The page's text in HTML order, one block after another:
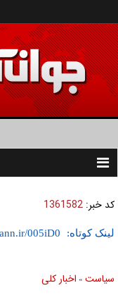
Toggle
کد خبر: 1361582
لینک کوتاه:
سیاست » اخبار کلی